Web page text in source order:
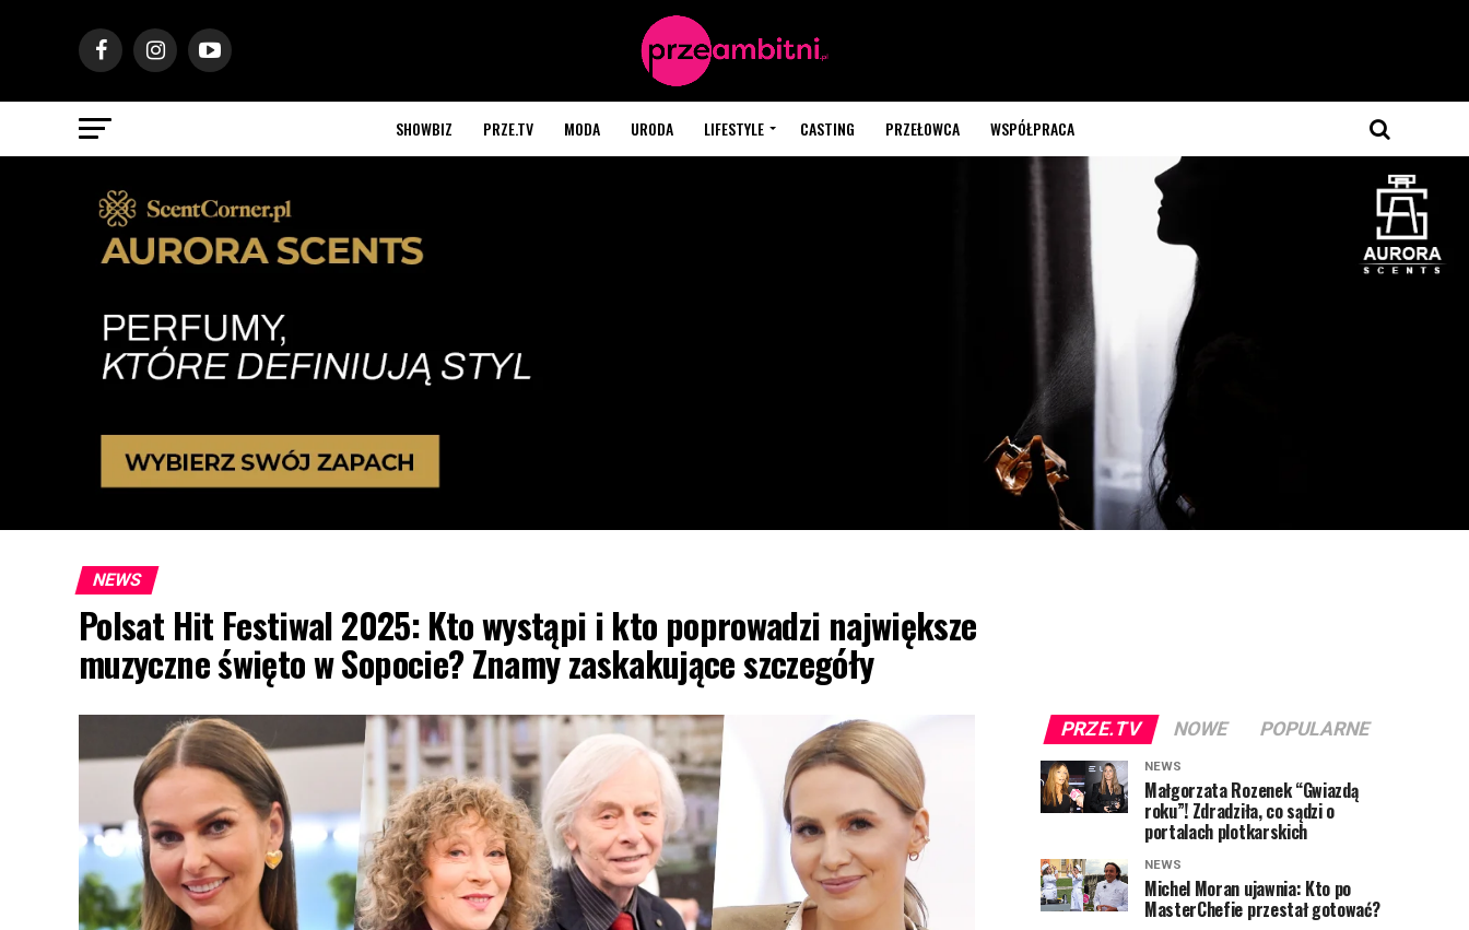
SHOWBIZ PRZE.TV MODA URODA LIFESTYLE CASTING PRZEŁOWCA WSPÓŁPRACA
NEWS
Polsat Hit Festiwal 2025: Kto wystąpi i kto poprowadzi największe
muzyczne święto w Sopocie? Znamy zaskakujące szczegóły
PRZE.TV NOWE POPULARNE
NEWS
Małgorzata Rozenek “Gwiazdą
roku”! Zdradziła, co sądzi o
portalach plotkarskich
NEWS
Michel Moran ujawnia: Kto po
MasterChefie przestał gotować?